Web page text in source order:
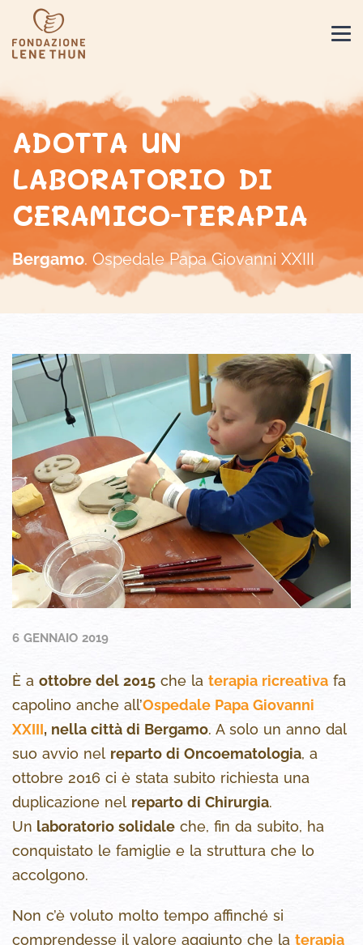
ADOTTA UN
LABORATORIO DI
CERAMICO-TERAPIA
Bergamo. Ospedale Papa Giovanni XXIII
6 GENNAIO 2019
È a ottobre del 2015 che la terapia ricreativa fa
capolino anche all’Ospedale Papa Giovanni
XXIII, nella città di Bergamo. A solo un anno dal
suo avvio nel reparto di Oncoematologia, a
ottobre 2016 ci è stata subito richiesta una
duplicazione nel reparto di Chirurgia.
Un laboratorio solidale che, fin da subito, ha
conquistato le famiglie e la struttura che lo
accolgono.
Non c’è voluto molto tempo affinché si
comprendesse il valore aggiunto che la terapia